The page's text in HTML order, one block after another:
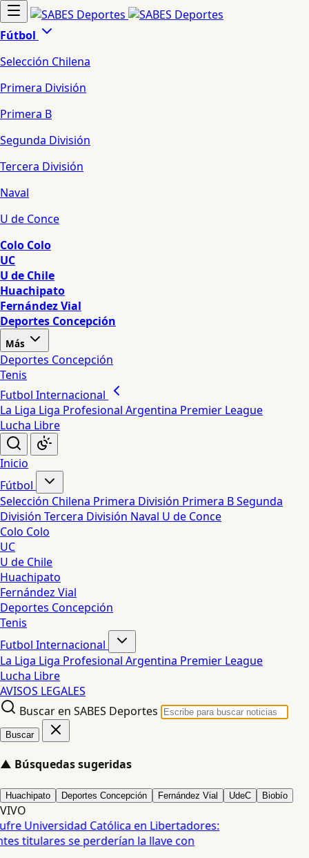
Fútbol
Selección Chilena
Primera División
Primera B
Segunda División
Tercera División
Naval
U de Conce
Colo Colo
UC
U de Chile
Huachipato
Fernández Vial
Deportes Concepción
Más
Deportes Concepción
Tenis
Futbol Internacional
La Liga Liga Profesional Argentina Premier League
Lucha Libre
Inicio
Fútbol
Selección Chilena Primera División Primera BSegunda
División Tercera División Naval U de Conce
Colo Colo
UC
U de Chile
Huachipato
Fernández Vial
Deportes Concepción
Tenis
Futbol Internacional
La Liga Liga Profesional Argentina Premier League
Lucha Libre
AVISOS LEGALES
Buscar en SABES Deportes
Buscar
▲ Búsquedas sugeridas
Huachipato Deportes Concepción Fernández Vial UdeC Biobío
VIVO
Universidad Católica en Libertadores:
titulares se perderían la llave con